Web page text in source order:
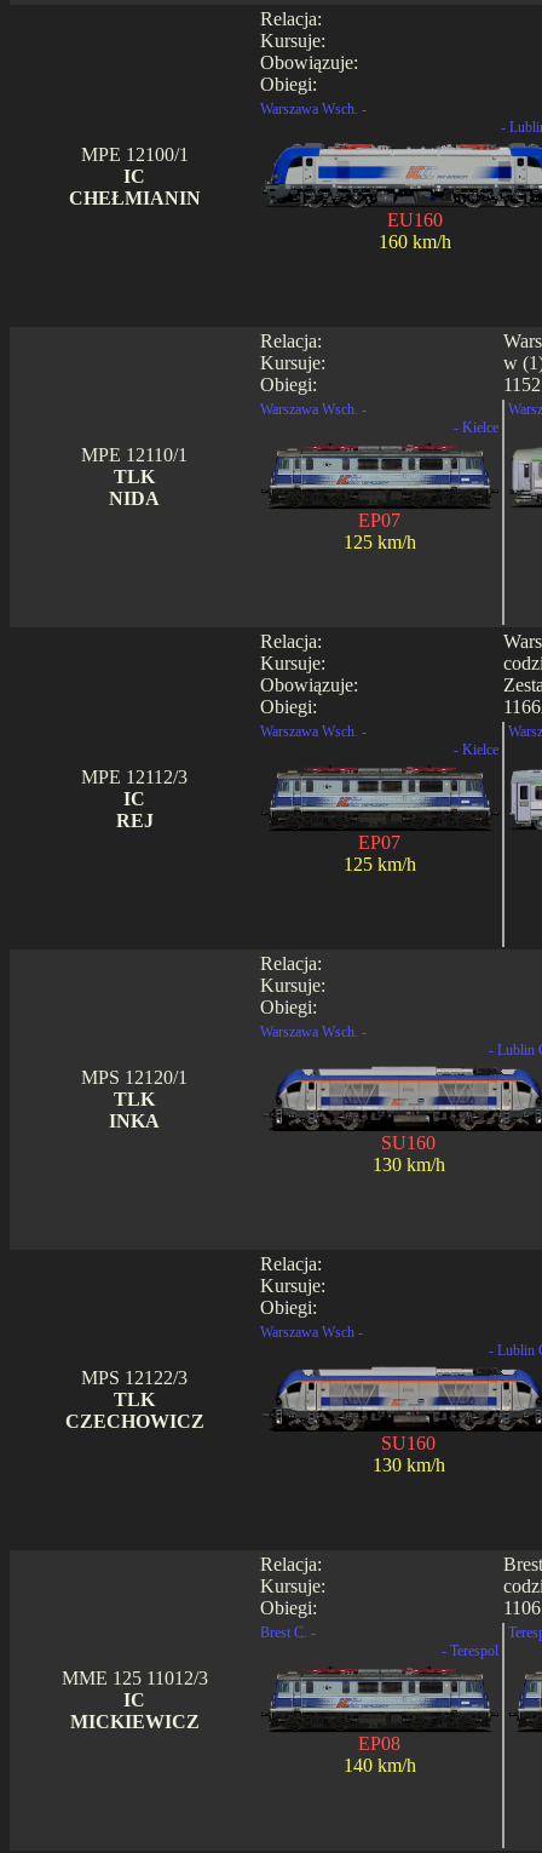
Relacja:
Kursuje:
Obowiązuje:
Obiegi:
MPE 12100/1
IC
CHEŁMIANIN
Warszawa Wsch. -
-
EU160
160 km/h
Relacja:
Kursuje:
Obiegi:
w
MPE 12110/1
TLK
NIDA
Warszawa Wsch. -
- Kielce
EP07
125 km/h
Relacja:
Kursuje:
Obowiązuje:
Obiegi:
MPE 12112/3
IC
REJ
Warszawa Wsch. -
- Kielce
EP07
125 km/h
Relacja:
Kursuje:
Obiegi:
MPS 12120/1
TLK
INKA
Warszawa Wsch. -
- Lublin
SU160
130 km/h
Relacja:
Kursuje:
Obiegi:
MPS 12122/3
TLK
CZECHOWICZ
Warszawa Wsch -
- Lublin
SU160
130 km/h
Relacja:
Kursuje:
Obiegi:
MME 125 11012/3
IC
MICKIEWICZ
Brest C. -
- Terespol
EP08
140 km/h